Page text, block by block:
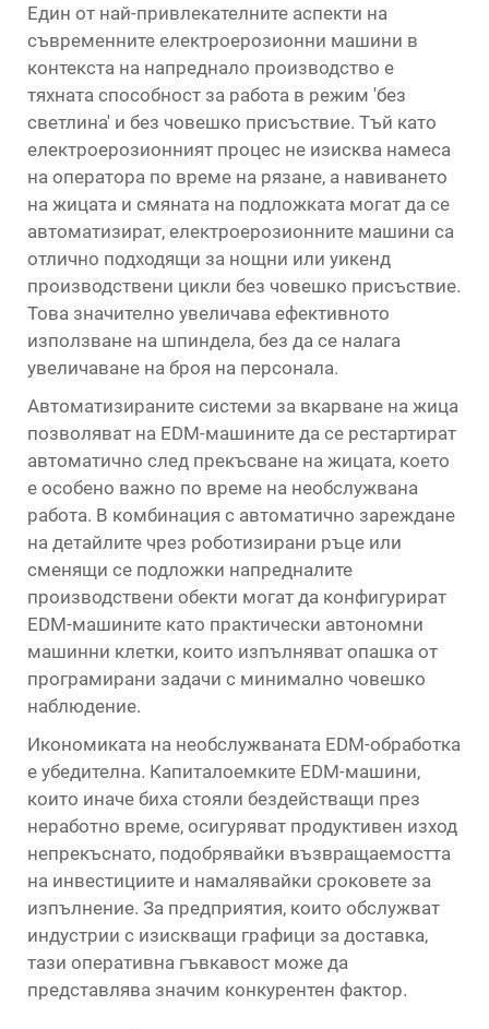
Един от най-привлекателните аспекти на
съвременните електроерозионни машини в
контекста на напреднало производство е
тяхната способност за работа в режим 'без
светлина' и без човешко присъствие. Тъй като
електроерозионният процес не изисква намеса
на оператора по време на рязане, а навиването
на жицата и смяната на подложката могат да се
автоматизират, електроерозионните машини са
отлично подходящи за нощни или уикенд
производствени цикли без човешко присъствие.
Това значително увеличава ефективното
използване на шпиндела, без да се налага
увеличаване на броя на персонала.
Автоматизираните системи за вкарване на жица
позволяват на EDM-машините да се рестартират
автоматично след прекъсване на жицата, което
е особено важно по време на необслужвана
работа. В комбинация с автоматично зареждане
на детайлите чрез роботизирани ръце или
сменящи се подложки напредналите
производствени обекти могат да конфигурират
EDM-машините като практически автономни
машинни клетки, които изпълняват опашка от
програмирани задачи с минимално човешко
наблюдение.
Икономиката на необслужваната EDM-обработка
е убедителна. Капиталоемките EDM-машини,
които иначе биха стояли бездействащи през
неработно време, осигуряват продуктивен изход
непрекъснато, подобрявайки възвращаемостта
на инвестициите и намалявайки сроковете за
изпълнение. За предприятия, които обслужват
индустрии с изискващи графици за доставка,
тази оперативна гъвкавост може да
представлява значим конкурентен фактор.